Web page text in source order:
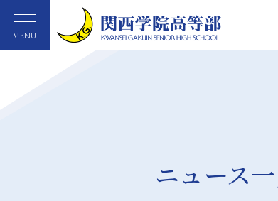
MENU
ニュース